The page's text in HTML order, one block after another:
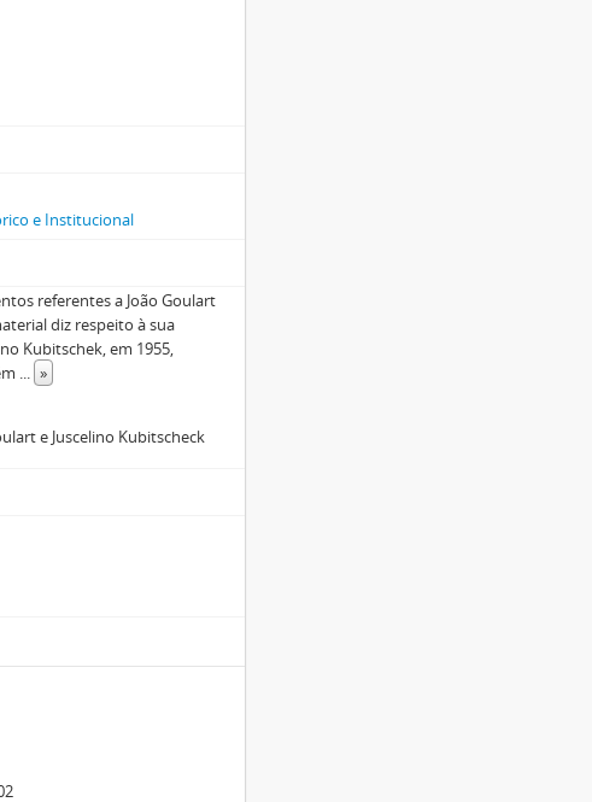
e Institucional
referentes a João Goulart
diz respeito à sua
Kubitschek, em 1955,
... »
e Juscelino Kubitscheck